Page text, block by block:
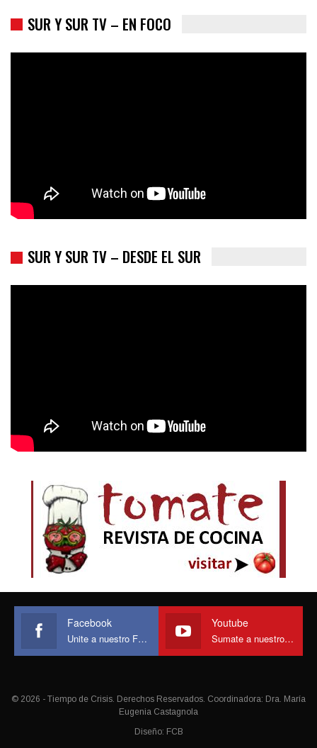
SUR Y SUR TV – EN FOCO
SUR Y SUR TV – DESDE EL SUR
Facebook
Unite a nuestro Face
Youtube
Sumate a nuestro canal
© 2026 - Tiempo de Crisis. Derechos Reservados. Coordinadora: Dra. María
Eugenia Castagnola
Diseño: FCB